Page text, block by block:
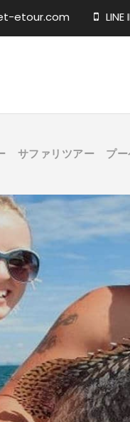
etour.com
サファリツアー プ